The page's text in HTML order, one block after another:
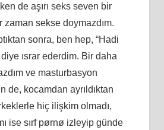
de aşırı seks seven bir
zaman sekse doymazdım.
sonra, ben hep, “Hadi
diye ısrar ederdim. Bir daha
ve masturbasyon
de, kocamdan ayrıldıktan
hiç ilişkim olmadı,
ise sırf pørnø izleyip günde